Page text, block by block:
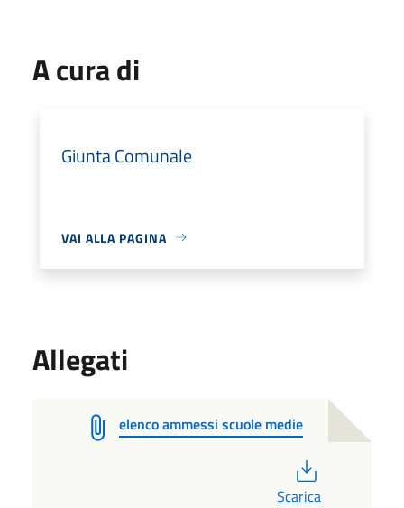
A cura di
Giunta Comunale
VAI ALLA PAGINA
Allegati
elenco ammessi scuole medie
Scarica